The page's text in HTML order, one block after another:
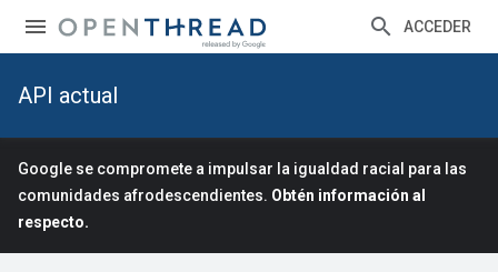
ACCEDER
API actual
Google se compromete a impulsar la igualdad racial para las
comunidades afrodescendientes. Obtén información al
respecto.